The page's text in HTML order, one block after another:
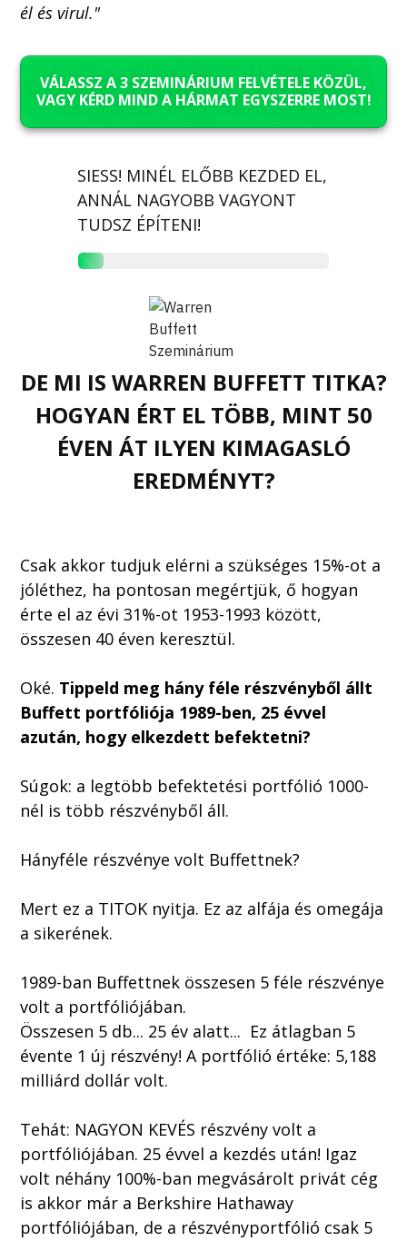
él és virul."
VÁLASSZ A 3 SZEMINÁRIUM FELVÉTELE KÖZÜL,
VAGY KÉRD MIND A HÁRMAT EGYSZERRE MOST!
SIESS! MINÉL ELŐBB KEZDED EL,
ANNÁL NAGYOBB VAGYONT
TUDSZ ÉPÍTENI!
DE MI IS WARREN BUFFETT TITKA?
HOGYAN ÉRT EL TÖBB, MINT 50
ÉVEN ÁT ILYEN KIMAGASLÓ
EREDMÉNYT?
Csak akkor tudjuk elérni a szükséges 15%-ot a
jóléthez, ha pontosan megértjük, ő hogyan
érte el az évi 31%-ot 1953-1993 között,
összesen 40 éven keresztül.
Oké. Tippeld meg hány féle részvényből állt
Buffett portfóliója 1989-ben, 25 évvel
azután, hogy elkezdett befektetni?
Súgok: a legtöbb befektetési portfólió 1000-
nél is több részvényből áll.
Hányféle részvénye volt Buffettnek?
Mert ez a TITOK nyitja. Ez az alfája és omegája
a sikerének.
1989-ban Buffettnek összesen 5 féle részvénye
volt a portfóliójában.
Összesen 5 db... 25 év alatt... Ez átlagban 5
évente 1 új részvény! A portfólió értéke: 5,188
milliárd dollár volt.
Tehát: NAGYON KEVÉS részvény volt a
portfóliójában. 25 évvel a kezdés után! Igaz
volt néhány 100%-ban megvásárolt privát cég
is akkor már a Berkshire Hathaway
portfóliójában, de a részvényportfólió csak 5